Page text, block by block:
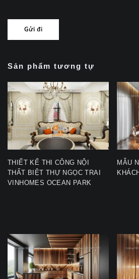
Sản phẩm tương tự
THIẾT KẾ THI CÔNG NỘI
THẤT BIỆT THỰ NGỌC TRAI
VINHOMES OCEAN PARK
MẪU